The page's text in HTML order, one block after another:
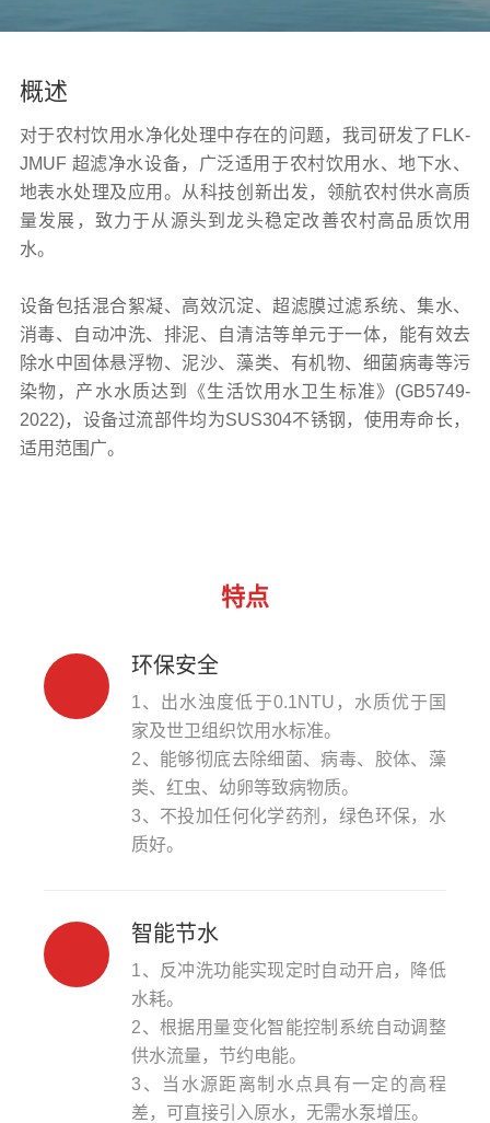
概述
对于农村饮用水净化处理中存在的问题，我司研发了FLK-
JMUF 超滤净水设备，广泛适用于农村饮用水、地下水、
地表水处理及应用。从科技创新出发，领航农村供水高质
量发展，致力于从源头到龙头稳定改善农村高品质饮用
水。
设备包括混合絮凝、高效沉淀、超滤膜过滤系统、集水、
消毒、自动冲洗、排泥、自清洁等单元于一体，能有效去
除水中固体悬浮物、泥沙、藻类、有机物、细菌病毒等污
染物，产水水质达到《生活饮用水卫生标准》(GB5749-
2022)，设备过流部件均为SUS304不锈钢，使用寿命长，
适用范围广。
特点
环保安全
1、出水浊度低于0.1NTU，水质优于国
家及世卫组织饮用水标准。
2、能够彻底去除细菌、病毒、胶体、藻
类、红虫、幼卵等致病物质。
3、不投加任何化学药剂，绿色环保，水
质好。
智能节水
1、反冲洗功能实现定时自动开启，降低
水耗。
2、根据用量变化智能控制系统自动调整
供水流量，节约电能。
3、当水源距离制水点具有一定的高程
差，可直接引入原水，无需水泵增压。